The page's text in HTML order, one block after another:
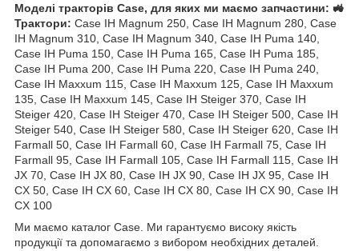
Моделі тракторів Case, для яких ми маємо запчастини: 🚜
Трактори: Case IH Magnum 250, Case IH Magnum 280, Case
IH Magnum 310, Case IH Magnum 340, Case IH Puma 140,
Case IH Puma 150, Case IH Puma 165, Case IH Puma 185,
Case IH Puma 200, Case IH Puma 220, Case IH Puma 240,
Case IH Maxxum 115, Case IH Maxxum 125, Case IH Maxxum
135, Case IH Maxxum 145, Case IH Steiger 370, Case IH
Steiger 420, Case IH Steiger 470, Case IH Steiger 500, Case IH
Steiger 540, Case IH Steiger 580, Case IH Steiger 620, Case IH
Farmall 50, Case IH Farmall 60, Case IH Farmall 75, Case IH
Farmall 95, Case IH Farmall 105, Case IH Farmall 115, Case IH
JX 70, Case IH JX 80, Case IH JX 90, Case IH JX 95, Case IH
CX 50, Case IH CX 60, Case IH CX 80, Case IH CX 90, Case IH
CX 100
Ми маємо каталог Case. Ми гарантуємо високу якість
продукції та допомагаємо з вибором необхідних деталей.